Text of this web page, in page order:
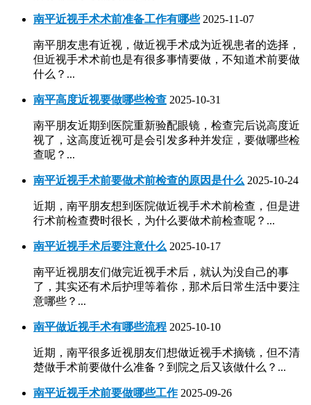
南平近视手术术前准备工作有哪些 2025-11-07
南平朋友患有近视，做近视手术成为近视患者的选择，
但近视手术术前也是有很多事情要做，不知道术前要做
什么？...
南平高度近视要做哪些检查 2025-10-31
南平朋友近期到医院重新验配眼镜，检查完后说高度近
视了，这高度近视可是会引发多种并发症，要做哪些检
查呢？...
南平近视手术前要做术前检查的原因是什么 2025-10-24
近期，南平朋友想到医院做近视手术术前检查，但是进
行术前检查费时很长，为什么要做术前检查呢？...
南平近视手术后要注意什么 2025-10-17
南平近视朋友们做完近视手术后，就认为没自己的事
了，其实还有术后护理等着你，那术后日常生活中要注
意哪些？...
南平做近视手术有哪些流程 2025-10-10
近期，南平很多近视朋友们想做近视手术摘镜，但不清
楚做手术前要做什么准备？到院之后又该做什么？...
南平近视手术前要做哪些工作 2025-09-26